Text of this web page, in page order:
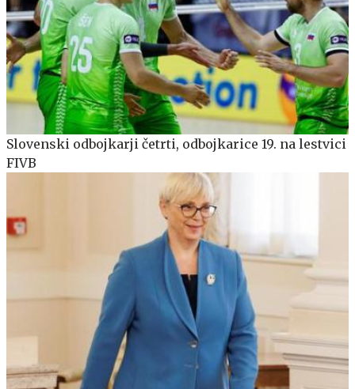
Slovenski odbojkarji četrti, odbojkarice 19. na lestvici
FIVB